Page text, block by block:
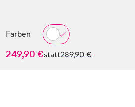
Farben
249,90 €statt289,90 €